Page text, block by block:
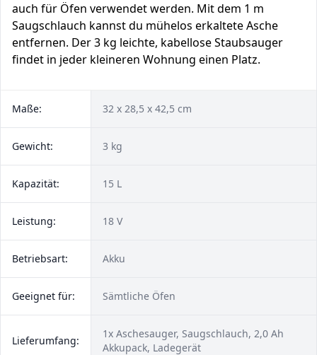
auch für Öfen verwendet werden. Mit dem 1 m
Saugschlauch kannst du mühelos erkaltete Asche
entfernen. Der 3 kg leichte, kabellose Staubsauger
findet in jeder kleineren Wohnung einen Platz.
Maße: 32 x 28,5 x 42,5 cm
Gewicht: 3 kg
Kapazität: 15 L
Leistung: 18 V
Betriebsart: Akku
Geeignet für: Sämtliche Öfen
Lieferumfang:
1x Aschesauger, Saugschlauch, 2,0 Ah
Akkupack, Ladegerät